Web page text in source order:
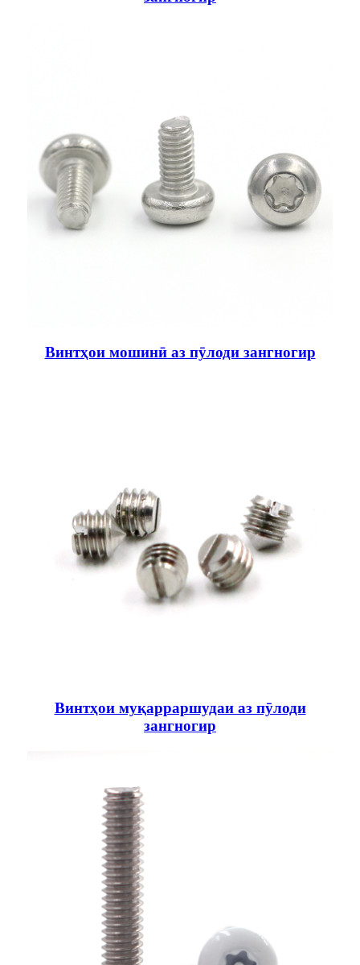
Винтҳои мошинӣ аз пӯлоди зангногир
Винтҳои муқарраршудаи аз пӯлоди
зангногир